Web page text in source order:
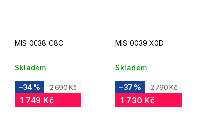
MIS 0038 C8C
Skladem
2 690 Kč
–34 %
1 749 Kč
MIS 0039 X0D
Skladem
2 790 Kč
–37 %
1 730 Kč